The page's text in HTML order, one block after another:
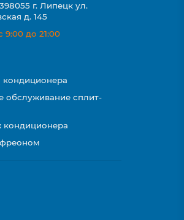
г. Липецк ул.
д. 145
9:00 до 21:00
кондиционера
обслуживание сплит-